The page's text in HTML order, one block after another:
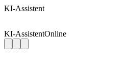
KI-Assistent
KI-AssistentOnline